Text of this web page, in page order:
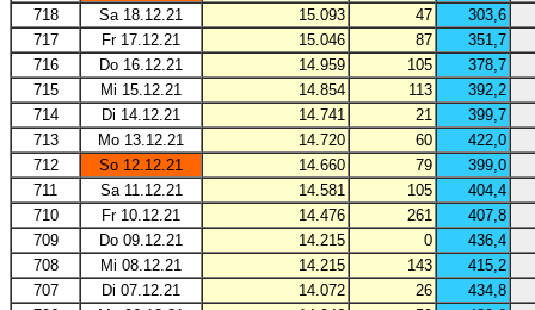
718
Sa 18.12.21 15.093 47
303,6
717
Fr 17.12.21 15.046 87
351,7
716
Do 16.12.21 14.959 105
378,7
715
Mi 15.12.21 14.854 113
392,2
714
Di 14.12.21 14.741 21
399,7
713
Mo 13.12.21 14.720 60
422,0
712
So 12.12.21 14.660 79
399,0
711
Sa 11.12.21 14.581 105
404,4
710
Fr 10.12.21 14.476 261
407,8
709
Do 09.12.21 14.215 0
436,4
708
Mi 08.12.21 14.215 143
415,2
707
Di 07.12.21 14.072 26
434,8